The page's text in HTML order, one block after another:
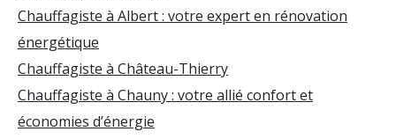
Chauffagiste à Albert : votre expert en rénovation
énergétique
Chauffagiste à Château-Thierry
Chauffagiste à Chauny : votre allié confort et
économies d’énergie